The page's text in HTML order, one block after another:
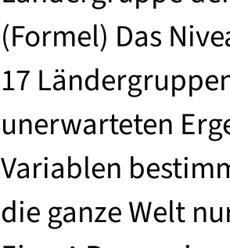
(Formel) Das
17
unerwarteten
Variablen
die ganze Welt